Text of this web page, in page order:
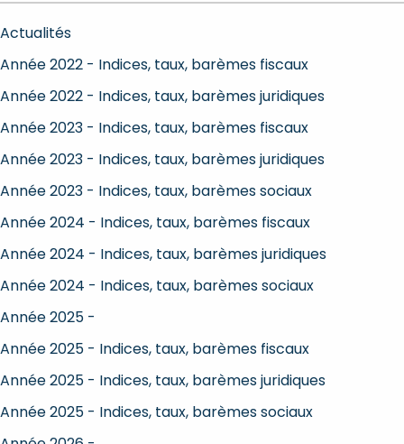
Actualités
Année 2022 - Indices, taux, barèmes fiscaux
Année 2022 - Indices, taux, barèmes juridiques
Année 2023 - Indices, taux, barèmes fiscaux
Année 2023 - Indices, taux, barèmes juridiques
Année 2023 - Indices, taux, barèmes sociaux
Année 2024 - Indices, taux, barèmes fiscaux
Année 2024 - Indices, taux, barèmes juridiques
Année 2024 - Indices, taux, barèmes sociaux
Année 2025 -
Année 2025 - Indices, taux, barèmes fiscaux
Année 2025 - Indices, taux, barèmes juridiques
Année 2025 - Indices, taux, barèmes sociaux